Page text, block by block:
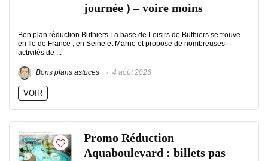
journée ) – voire moins
Bon plan réduction Buthiers La base de Loisirs de Buthiers se trouve
en Ile de France , en Seine et Marne et propose de nombreuses
activités de ...
Bons plans astuces 4 août 2026
VOIR
Promo Réduction
Aquaboulevard : billets pas